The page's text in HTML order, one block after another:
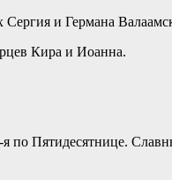
и Германа
Кира и Иоанна.
по Пятидесятнице.